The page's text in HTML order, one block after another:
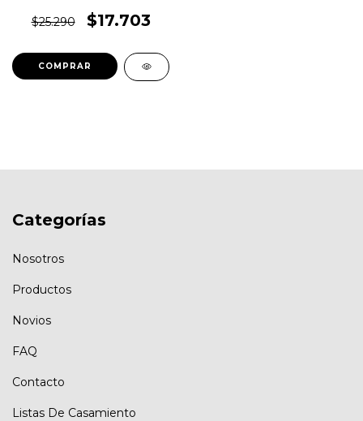
$25.290 $17.703
Categorías
Nosotros
Productos
Novios
FAQ
Contacto
Listas De Casamiento